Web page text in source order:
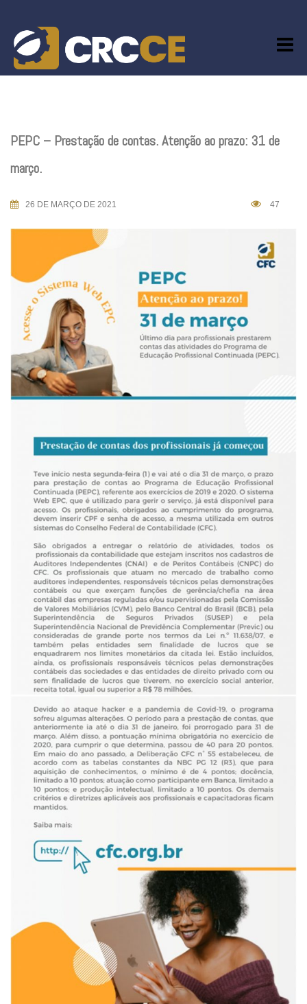
content
PEPC – Prestação de contas. Atenção ao prazo: 31 de
março.
26 DE MARÇO DE 2021 47